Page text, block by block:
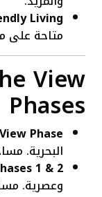
Living:
متاحة على
View
Phases
View Phase:
البحرية. مساحات
1 & 2:
وعصرية. مساحات